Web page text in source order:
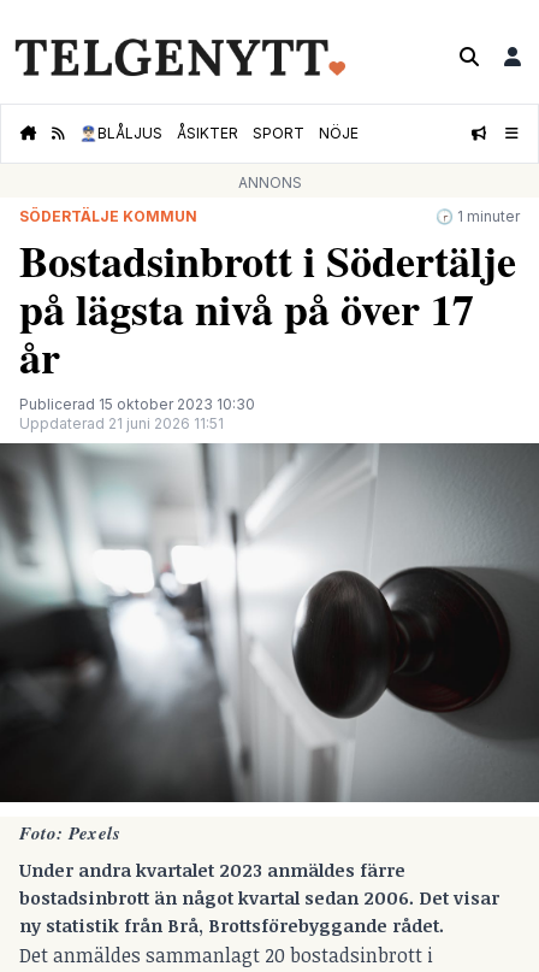
👮🏻‍♂️BLÅLJUS ÅSIKTER SPORT NÖJE
ANNONS
SÖDERTÄLJE KOMMUN
🕝 1 minuter
Bostadsinbrott i Södertälje
på lägsta nivå på över 17
år
Publicerad 15 oktober 2023 10:30
Uppdaterad 21 juni 2026 11:51
Foto: Pexels
Under andra kvartalet 2023 anmäldes färre
bostadsinbrott än något kvartal sedan 2006. Det visar
ny statistik från Brå, Brottsförebyggande rådet.
Det anmäldes sammanlagt 20 bostadsinbrott i